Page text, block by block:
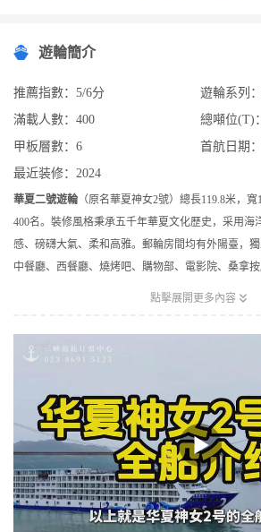
遊輪簡介
推薦指數：5/6分
遊輪系列
滿載人數：400
總噸位(T)
甲板層數：6
首航日期
最近装修：2024
華夏二號遊輪 （原名華夏神女2號）總長119.8米，
400名。裝修風格秉承五千年華夏文化歷史，采用海
感、磅礴大氣、柔和高雅。郵輪房間均有外陽臺，獨
中餐廳、西餐廳、燒烤吧、購物部、電影院、桑拿
閑會所。在遊船上可動態、全方位地觀賞重慶兩江
商務考察、婚慶、生日慶典、觀光旅遊等各類包船
程，讓旅客體驗、感悟、領略、盡享長江三峽的峽
點擊展開更多內容 